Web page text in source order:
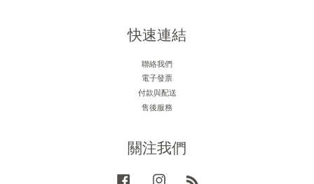
快速連結
聯絡我們
電子發票
付款與配送
售後服務
關注我們
Facebook Instagram